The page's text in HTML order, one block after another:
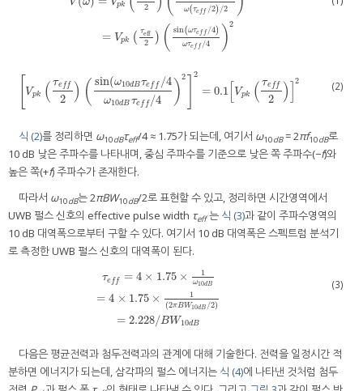
pk 2 ω(τeff /2) /2
= Vpk ( τeff
2 ) ( sin(ωτef f/4)
ωτef f/4 )2
τe 2 /2ω τe f/ 2
Vpk ( τeff
2 ) ( sin(ω10dBτe ff /4
ω10dB τe ff /4 )
2 2
= 0.1 Vpk ( τeff
2 ) ]2
Vpk τ ef2)(sin ( ω10dBτef/4ω10dB τ 4)2 ]2=0.1[Vpk (τef2) (2)
식 (2)를 정리하면 ω10dBτeff/4 ≈ 1.75가 되는데, 여기서 ω10dB= 2πf10dB로
10 dB 낮은 주파수를 나타내며, 중심 주파수를 기준으로 낮은 쪽 주파수(−f)와
높은 쪽(+f) 주파수가 존재한다.
따라서 ω10dB는 2πBW10dB/2로 표현할 수 있고, 정리하면 시간영역에서
UWB 펄스 신호의 effective pulse width τeff는 식 (3)과 같이 주파수영역의
10 dB 대역폭으로부터 구할 수 있다. 여기서 10 dB 대역폭은 스펙트럼 분석기
로 측정한 UWB 펄스 신호의 대역폭이 된다.
τe ff = 4 × 1.75 × 1
ω10dB
= 4 × 1.75 ×
1
(2πBW10dB /2)
= 2.228/BW10dB
τef= 4× 1.75×1 ω10dB=4×1.75
(3)
다음은 평균전력과 첨두전력과의 관계에 대해 기술한다. 전력을 일정시간 적
분하면 에너지가 되는데, 삼각파의 펄스 에너지는 식 (4)에 나타낸 것처럼 첨두